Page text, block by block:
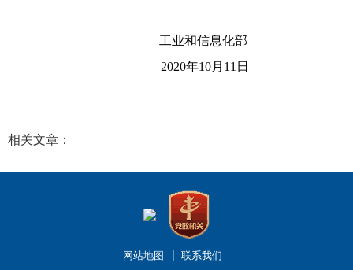
工业和信息化部
2020年10月 11 日
相关文章：
网站地图 联系我们